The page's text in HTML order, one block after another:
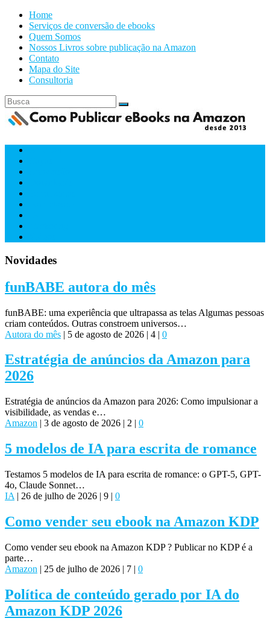
Home
Serviços de conversão de ebooks
Quem Somos
Nossos Livros sobre publicação na Amazon
Contato
Mapa do Site
Consultoria
Novidades
funBABE autora do mês
funBABE: uma experiência que ultrapassa as telas Algumas pessoas
criam conteúdos. Outras constroem universos…
Autora do mês | 5 de agosto de 2026 | 4 | 0
Estratégia de anúncios da Amazon para
2026
Estratégia de anúncios da Amazon para 2026: Como impulsionar a
visibilidade, as vendas e…
Amazon | 3 de agosto de 2026 | 2 | 0
5 modelos de IA para escrita de romance
Testamos 5 modelos de IA para escrita de romance: o GPT-5, GPT-
4o, Claude Sonnet…
IA | 26 de julho de 2026 | 9 | 0
Como vender seu ebook na Amazon KDP
Como vender seu ebook na Amazon KDP ? Publicar no KDP é a
parte…
Amazon | 25 de julho de 2026 | 7 | 0
Política de conteúdo gerado por IA do
Amazon KDP 2026